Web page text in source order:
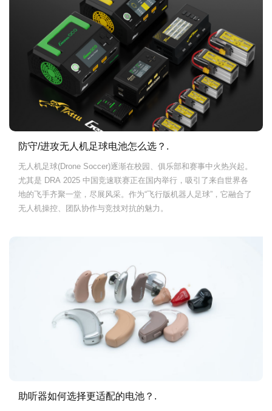
防守/进攻无人机足球电池怎么选？.
无人机足球(Drone Soccer)逐渐在校园、俱乐部和赛事中火热兴起。
尤其是 DRA 2025 中国竞速联赛正在国内举行，吸引了来自世界各
地的飞手齐聚一堂，尽展风采。作为“飞行版机器人足球”，它融合了
无人机操控、团队协作与竞技对抗的魅力。
助听器如何选择更适配的电池？.